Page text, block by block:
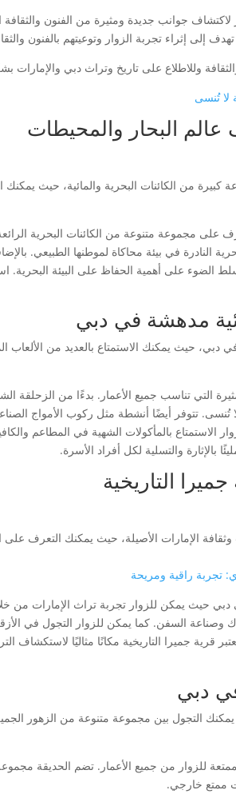
جوانب جديدة ومثيرة من الفنون والثقافة
إلى إثراء تجربة الزوار وتوعيتهم بالفنون
وللاطلاع على تاريخ وتراث دبي والإمارات
لا تُنسى
البحار والمحيطات
من الكائنات البحرية والمائية، حيث يمكنك
مجموعة متنوعة من الكائنات البحرية
النادرة في بيئة محاكاة لموطنها الطبيعي.
تسلط الضوء على أهمية الحفاظ على البيئة
مدهشة في دبي
دبي، حيث يمكنك الاستمتاع بالعديد من الألعاب
التي تناسب جميع الأعمار. بدءًا من الزحلقة
تُنسى. تتوفر أيضًا أنشطة مثل ركوب الأمواج
الاستمتاع بالمأكولات الشهية في المطاعم
بالإثارة والتسلية لكل أفراد الأسرة.
التاريخية
الإمارات الأصيلة، حيث يمكنك التعرف على
تجربة راقية ومريحة
دبي حيث يمكن للزوار تجربة تراث الإمارات من
وصناعة السفن. كما يمكن للزوار التجول في
قرية جميرا التاريخية مكانًا مثاليًا لاستكشاف
دبي
التجول بين مجموعة متنوعة من الزهور الجميلة
للزوار من جميع الأعمار. تضم الحديقة
ممتع خارجي.